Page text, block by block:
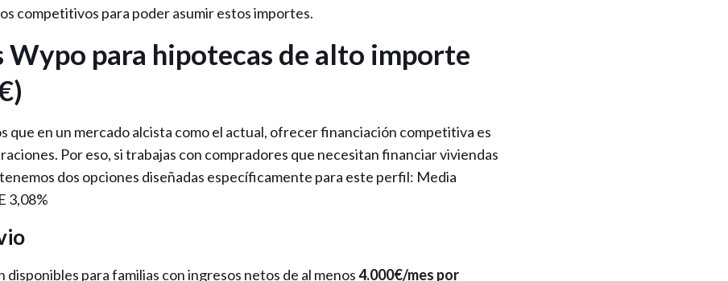
competitivos para poder asumir estos importes.
Wypo para hipotecas de alto importe
que en un mercado alcista como el actual, ofrecer financiación competitiva es
Por eso, si trabajas con compradores que necesitan financiar viviendas
dos opciones diseñadas específicamente para este perfil: Media
3,08%
disponibles para familias con ingresos netos de al menos4.000€/mes por